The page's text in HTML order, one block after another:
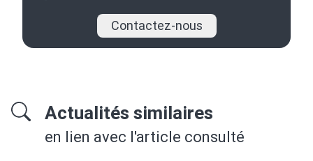
Contactez-nous
Actualités similaires
en lien avec l'article consulté